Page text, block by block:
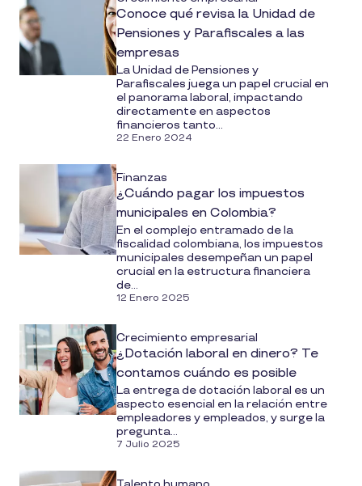
Conoce qué revisa la Unidad de
Pensiones y Parafiscales a las
empresas
La Unidad de Pensiones y
Parafiscales juega un papel crucial en
el panorama laboral, impactando
directamente en aspectos
financieros tanto...
22 Enero 2024
Finanzas
¿Cuándo pagar los impuestos
municipales en Colombia?
En el complejo entramado de la
fiscalidad colombiana, los impuestos
municipales desempeñan un papel
crucial en la estructura financiera
de...
12 Enero 2025
Crecimiento empresarial
¿Dotación laboral en dinero? Te
contamos cuándo es posible
La entrega de dotación laboral es un
aspecto esencial en la relación entre
empleadores y empleados, y surge la
pregunta...
7 Julio 2025